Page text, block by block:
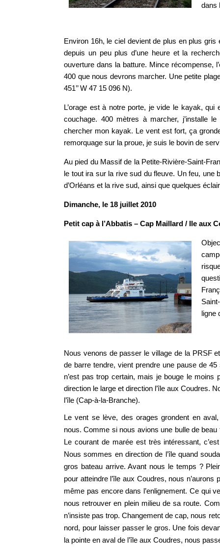
dans
Environ 16h, le ciel devient de plus en plus
depuis un peu plus d’une heure et la
ouverture dans la batture. Mince récompense,
400 que nous devrons marcher. Une petite
451’’ W 47 15 096 N).
L’orage est à notre porte, je vide le kayak,
couchage. 400 mètres à marcher, j’installe
chercher mon kayak. Le vent est fort, ça
remorquage sur la proue, je suis le bovin de
Au pied du Massif de la Petite-Rivière-Saint-
le tout ira sur la rive sud du fleuve. Un feu, une
d’Orléans et la rive sud, ainsi que quelques
Dimanche, le 18 juillet 2010
Petit cap à l’Abbatis – Cap Maillard / Ile aux
ligne
Nous venons de passer le village de la PRSF
de barre tendre, vient prendre une pause de
n’est pas trop certain, mais je bouge le
direction le large et direction l’île aux Coudres.
l’île (Cap-à-la-Branche).
Le vent se lève, des orages grondent en
nous. Comme si nous avions une bulle de
Le courant de marée est très intéressant,
Nous sommes en direction de l’île quand
gros bateau arrive. Avant nous le temps ?
pour atteindre l’île aux Coudres, nous
même pas encore dans l’enlignement. Ce qui
nous retrouver en plein milieu de sa route.
n’insiste pas trop. Changement de cap, nous
nord, pour laisser passer le gros. Une fois
la pointe en aval de l’île aux Coudres, nous